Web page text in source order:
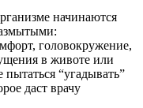
начинаются
головокружение,
в животе или
“угадывать”
даст врачу